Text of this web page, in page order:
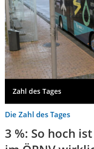
Zahl des Tages
Die Zahl des Tages
3 %: So hoch